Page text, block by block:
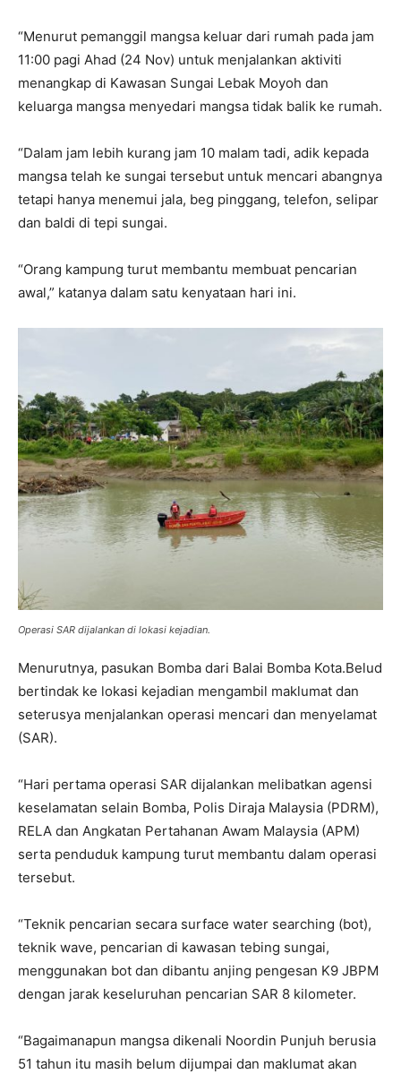
“Menurut pemanggil mangsa keluar dari rumah pada jam
11:00 pagi Ahad (24 Nov) untuk menjalankan aktiviti
menangkap di Kawasan Sungai Lebak Moyoh dan
keluarga mangsa menyedari mangsa tidak balik ke rumah.
“Dalam jam lebih kurang jam 10 malam tadi, adik kepada
mangsa telah ke sungai tersebut untuk mencari abangnya
tetapi hanya menemui jala, beg pinggang, telefon, selipar
dan baldi di tepi sungai.
“Orang kampung turut membantu membuat pencarian
awal,” katanya dalam satu kenyataan hari ini.
Operasi SAR dijalankan di lokasi kejadian.
Menurutnya, pasukan Bomba dari Balai Bomba Kota.Belud
bertindak ke lokasi kejadian mengambil maklumat dan
seterusya menjalankan operasi mencari dan menyelamat
(SAR).
“Hari pertama operasi SAR dijalankan melibatkan agensi
keselamatan selain Bomba, Polis Diraja Malaysia (PDRM),
RELA dan Angkatan Pertahanan Awam Malaysia (APM)
serta penduduk kampung turut membantu dalam operasi
tersebut.
“Teknik pencarian secara surface water searching (bot),
teknik wave, pencarian di kawasan tebing sungai,
menggunakan bot dan dibantu anjing pengesan K9 JBPM
dengan jarak keseluruhan pencarian SAR 8 kilometer.
“Bagaimanapun mangsa dikenali Noordin Punjuh berusia
51 tahun itu masih belum dijumpai dan maklumat akan